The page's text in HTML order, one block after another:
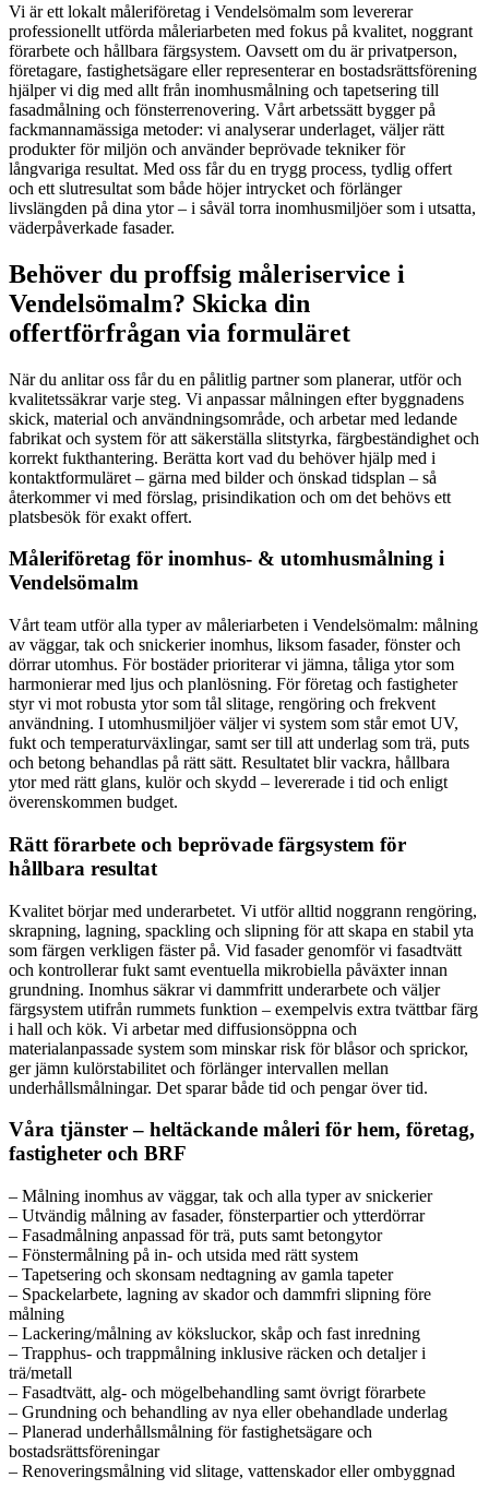
Vi är ett lokalt måleriföretag i Vendelsömalm som levererar
professionellt utförda måleriarbeten med fokus på kvalitet, noggrant
förarbete och hållbara färgsystem. Oavsett om du är privatperson,
företagare, fastighetsägare eller representerar en bostadsrättsförening
hjälper vi dig med allt från inomhusmålning och tapetsering till
fasadmålning och fönsterrenovering. Vårt arbetssätt bygger på
fackmannamässiga metoder: vi analyserar underlaget, väljer rätt
produkter för miljön och använder beprövade tekniker för
långvariga resultat. Med oss får du en trygg process, tydlig offert
och ett slutresultat som både höjer intrycket och förlänger
livslängden på dina ytor – i såväl torra inomhusmiljöer som i utsatta,
väderpåverkade fasader.
Behöver du proffsig måleriservice i
Vendelsömalm? Skicka din
offertförfrågan via formuläret
När du anlitar oss får du en pålitlig partner som planerar, utför och
kvalitetssäkrar varje steg. Vi anpassar målningen efter byggnadens
skick, material och användningsområde, och arbetar med ledande
fabrikat och system för att säkerställa slitstyrka, färgbeständighet och
korrekt fukthantering. Berätta kort vad du behöver hjälp med i
kontaktformuläret – gärna med bilder och önskad tidsplan – så
återkommer vi med förslag, prisindikation och om det behövs ett
platsbesök för exakt offert.
Måleriföretag för inomhus- & utomhusmålning i
Vendelsömalm
Vårt team utför alla typer av måleriarbeten i Vendelsömalm: målning
av väggar, tak och snickerier inomhus, liksom fasader, fönster och
dörrar utomhus. För bostäder prioriterar vi jämna, tåliga ytor som
harmonierar med ljus och planlösning. För företag och fastigheter
styr vi mot robusta ytor som tål slitage, rengöring och frekvent
användning. I utomhusmiljöer väljer vi system som står emot UV,
fukt och temperaturväxlingar, samt ser till att underlag som trä, puts
och betong behandlas på rätt sätt. Resultatet blir vackra, hållbara
ytor med rätt glans, kulör och skydd – levererade i tid och enligt
överenskommen budget.
Rätt förarbete och beprövade färgsystem för
hållbara resultat
Kvalitet börjar med underarbetet. Vi utför alltid noggrann rengöring,
skrapning, lagning, spackling och slipning för att skapa en stabil yta
som färgen verkligen fäster på. Vid fasader genomför vi fasadtvätt
och kontrollerar fukt samt eventuella mikrobiella påväxter innan
grundning. Inomhus säkrar vi dammfritt underarbete och väljer
färgsystem utifrån rummets funktion – exempelvis extra tvättbar färg
i hall och kök. Vi arbetar med diffusionsöppna och
materialanpassade system som minskar risk för blåsor och sprickor,
ger jämn kulörstabilitet och förlänger intervallen mellan
underhållsmålningar. Det sparar både tid och pengar över tid.
Våra tjänster – heltäckande måleri för hem, företag,
fastigheter och BRF
– Målning inomhus av väggar, tak och alla typer av snickerier
– Utvändig målning av fasader, fönsterpartier och ytterdörrar
– Fasadmålning anpassad för trä, puts samt betongytor
– Fönstermålning på in- och utsida med rätt system
– Tapetsering och skonsam nedtagning av gamla tapeter
– Spackelarbete, lagning av skador och dammfri slipning före
målning
– Lackering/målning av köksluckor, skåp och fast inredning
– Trapphus- och trappmålning inklusive räcken och detaljer i
trä/metall
– Fasadtvätt, alg- och mögelbehandling samt övrigt förarbete
– Grundning och behandling av nya eller obehandlade underlag
– Planerad underhållsmålning för fastighetsägare och
bostadsrättsföreningar
– Renoveringsmålning vid slitage, vattenskador eller ombyggnad